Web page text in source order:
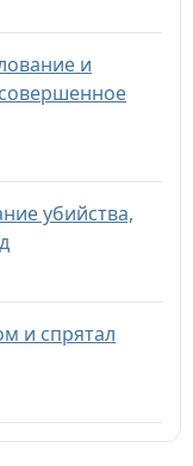
и
убийства,
и спрятал